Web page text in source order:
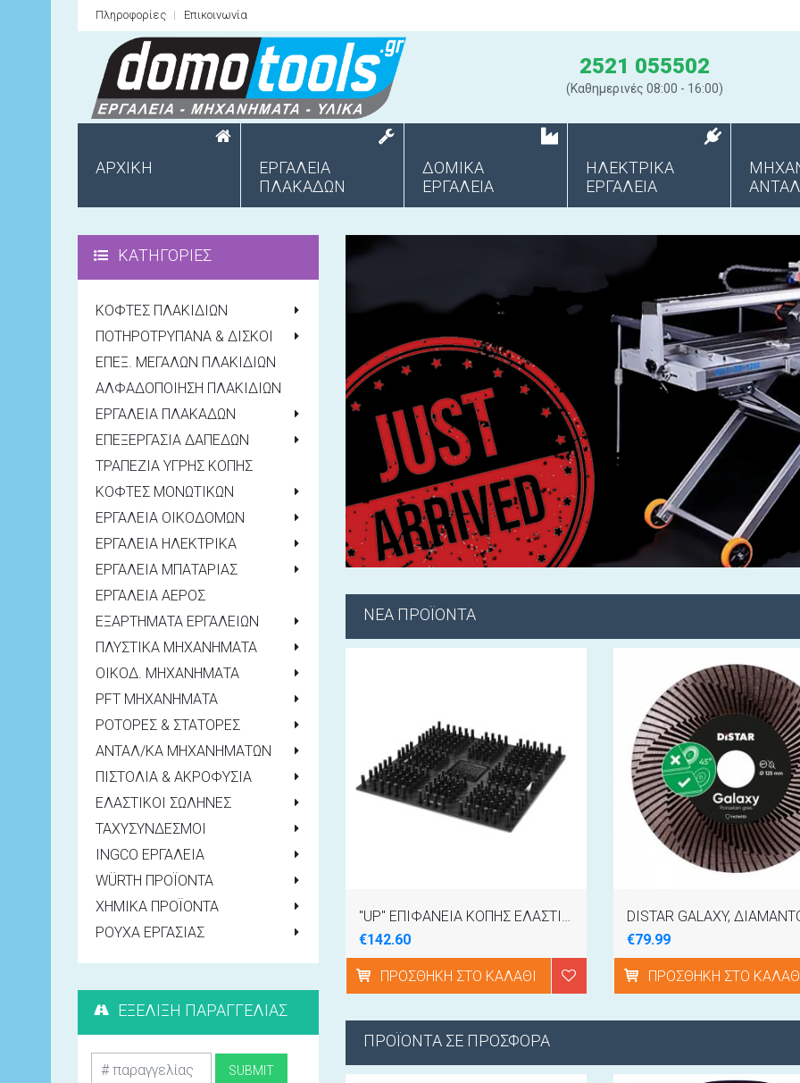
Πληροφορίες Επικοινωνία
2521 055502
(Καθημερινές 08:00 - 16:00)
ΑΡΧΙΚΗ
ΕΡΓΑΛΕΙΑ
ΠΛΑΚΑΔΩΝ
ΔΟΜΙΚΑ
ΕΡΓΑΛΕΙΑ
ΗΛΕΚΤΡΙΚΑ
ΕΡΓΑΛΕΙΑ
ΝΕΑ ΠΡΟΪΟΝΤΑ
€142.60
ΠΡΟΣΘΉΚΗ ΣΤΟ ΚΑΛΆΘΙ
€79.99
ΠΡΟΣΘΉΚΗ ΣΤΟ
ΠΡΟΪΟΝΤΑ ΣΕ ΠΡΟΣΦΟΡΑ
ΚΑΤΗΓΟΡΙΕΣ
ΚΟΦΤΕΣ ΠΛΑΚΙΔΙΩΝ
ΠΟΤΗΡΟΤΡΥΠΑΝΑ & ΔΙΣΚΟΙ
ΕΠΕΞ. ΜΕΓΑΛΩΝ ΠΛΑΚΙΔΙΩΝ
ΑΛΦΑΔΟΠΟΙΗΣΗ ΠΛΑΚΙΔΙΩΝ
ΕΡΓΑΛΕΙΑ ΠΛΑΚΑΔΩΝ
ΕΠΕΞΕΡΓΑΣΙΑ ΔΑΠΕΔΩΝ
ΤΡΑΠΕΖΙΑ ΥΓΡΗΣ ΚΟΠΗΣ
ΚΟΦΤΕΣ ΜΟΝΩΤΙΚΩΝ
ΕΡΓΑΛΕΙΑ ΟΙΚΟΔΟΜΩΝ
ΕΡΓΑΛΕΙΑ ΗΛΕΚΤΡΙΚΑ
ΕΡΓΑΛΕΙΑ ΜΠΑΤΑΡΙΑΣ
ΕΡΓΑΛΕΙΑ ΑΕΡΟΣ
ΕΞΑΡΤΗΜΑΤΑ ΕΡΓΑΛΕΙΩΝ
ΠΛΥΣΤΙΚΑ ΜΗΧΑΝΗΜΑΤΑ
ΟΙΚΟΔ. ΜΗΧΑΝΗΜΑΤΑ
PFT ΜΗΧΑΝΗΜΑΤΑ
ΡΟΤΟΡΕΣ & ΣΤΑΤΟΡΕΣ
ΑΝΤΑΛ/ΚΑ ΜΗΧΑΝΗΜΑΤΩΝ
ΠΙΣΤΟΛΙΑ & ΑΚΡΟΦΥΣΙΑ
ΕΛΑΣΤΙΚΟΙ ΣΩΛΗΝΕΣ
ΤΑΧΥΣΥΝΔΕΣΜΟΙ
INGCO ΕΡΓΑΛΕΙΑ
WÜRTH ΠΡΟΪΟΝΤΑ
ΧΗΜΙΚΑ ΠΡΟΪΟΝΤΑ
ΡΟΥΧΑ ΕΡΓΑΣΙΑΣ
ΕΞΕΛΙΞΗ ΠΑΡΑΓΓΕΛΙΑΣ